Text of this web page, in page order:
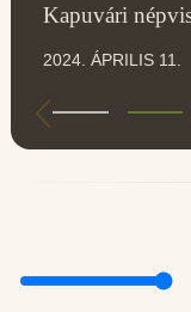
Kapuvári
2024. ÁPRILIS 11.